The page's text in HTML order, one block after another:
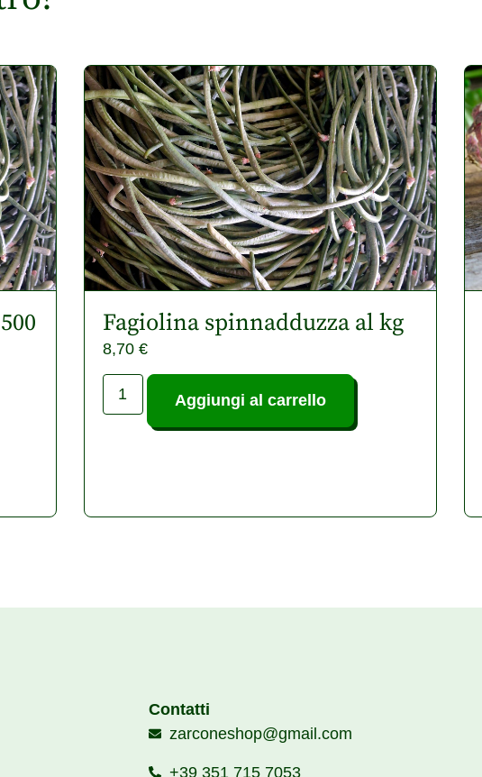
Fagiolina spinnadduzza al kg
8,70 €
Aggiungi al carrello
Contatti
zarconeshop@gmail.com
+39 351 715 7053